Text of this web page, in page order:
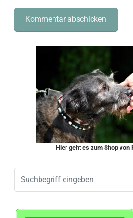
Hier geht es zum Shop von